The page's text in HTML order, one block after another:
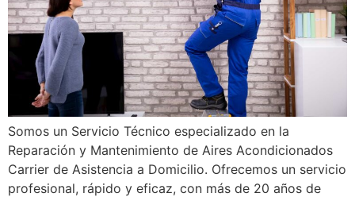
Somos un Servicio Técnico especializado en la
Reparación y Mantenimiento de Aires Acondicionados
Carrier de Asistencia a Domicilio. Ofrecemos un servicio
profesional, rápido y eficaz, con más de 20 años de